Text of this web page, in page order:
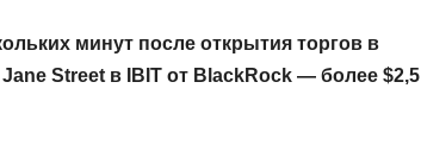
минут после открытия торгов в
Street в IBIT от BlackRock — более $2,5